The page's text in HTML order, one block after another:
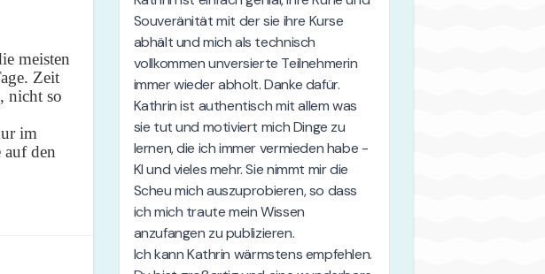
meisten
Zeit
nicht so
im
auf den